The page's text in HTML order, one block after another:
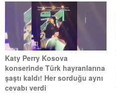
Katy Perry Kosova
konserinde Türk hayranlarına
şaştı kaldı! Her sorduğu aynı
cevabı verdi